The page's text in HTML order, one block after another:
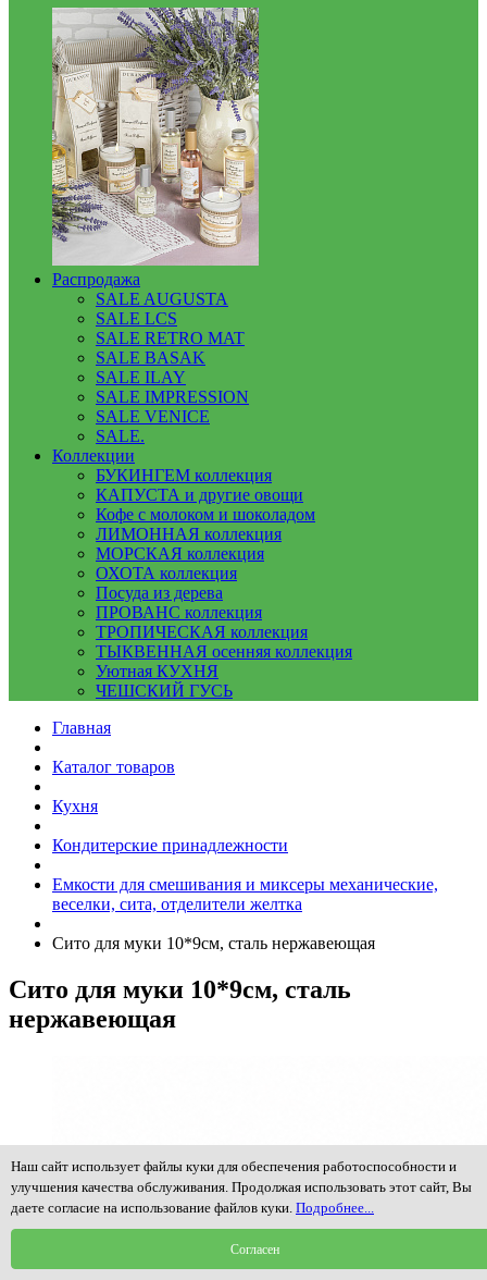
Распродажа
SALE AUGUSTA
SALE LCS
SALE RETRO MAT
SALE BASAK
SALE ILAY
SALE IMPRESSION
SALE VENICE
SALE.
Коллекции
БУКИНГЕМ коллекция
КАПУСТА и другие овощи
Кофе с молоком и шоколадом
ЛИМОННАЯ коллекция
МОРСКАЯ коллекция
ОХОТА коллекция
Посуда из дерева
ПРОВАНС коллекция
ТРОПИЧЕСКАЯ коллекция
ТЫКВЕННАЯ осенняя коллекция
Уютная КУХНЯ
ЧЕШСКИЙ ГУСЬ
Главная
Каталог товаров
Кухня
Кондитерские принадлежности
Емкости для смешивания и миксеры механические,
веселки, сита, отделители желтка
Сито для муки 10*9см, сталь нержавеющая
Сито для муки 10*9см, сталь
нержавеющая
Наш сайт использует файлы куки для обеспечения работоспособности и
улучшения качества обслуживания. Продолжая использовать этот сайт, Вы
даете согласие на использование файлов куки. Подробнее...
Согласен